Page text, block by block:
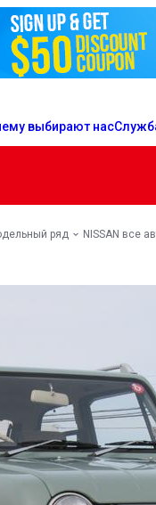
выбирают нас
ряд NISSAN все